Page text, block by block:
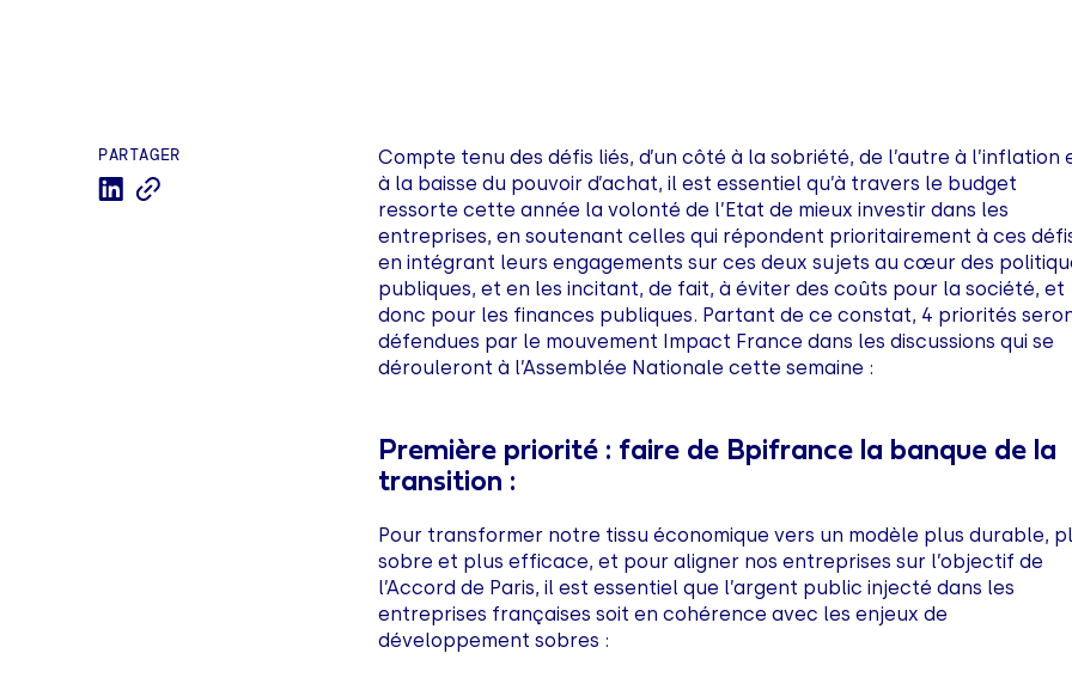
PARTAGER
Compte tenu des défis liés, d’un côté à la sobriété, de l’autre à l’inflation
à la baisse du pouvoir d’achat, il est essentiel qu’à travers le budget
ressorte cette année la volonté de l’Etat de mieux investir dans les
entreprises, en soutenant celles qui répondent prioritairement à ces
en intégrant leurs engagements sur ces deux sujets au cœur des
publiques, et en les incitant, de fait, à éviter des coûts pour la société, et
donc pour les finances publiques. Partant de ce constat, 4 priorités
défendues par le mouvement Impact France dans les discussions qui se
dérouleront à l’Assemblée Nationale cette semaine :
Première priorité : faire de Bpifrance la banque de la
transition :
Pour transformer notre tissu économique vers un modèle plus durable,
sobre et plus efficace, et pour aligner nos entreprises sur l’objectif de
l’Accord de Paris, il est essentiel que l’argent public injecté dans les
entreprises françaises soit en cohérence avec les enjeux de
développement sobres :